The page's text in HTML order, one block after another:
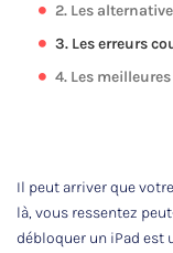
2. Les
3. Les erreurs
4. Les
Il peut arriver que
là, vous ressentez
débloquer un iPad est